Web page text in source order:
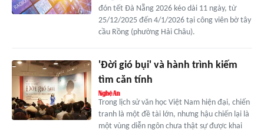
đón tết Đà Nẵng 2026 kéo dài 11 ngày, từ
25/12/2025 đến 4/1/2026 tại công viên bờ tây
cầu Rồng (phường Hải Châu).
'Đời gió bụi' và hành trình kiếm
tìm căn tính
Trong lịch sử văn học Việt Nam hiện đại, chiến
tranh là một đề tài lớn, nhưng hậu chiến lại là
một vùng diễn ngôn chưa thật sự được khai